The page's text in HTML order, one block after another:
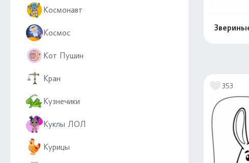
Космонавт
Космос
Кот Пушин
Кран
Кузнечики
Куклы ЛОЛ
Курицы
353